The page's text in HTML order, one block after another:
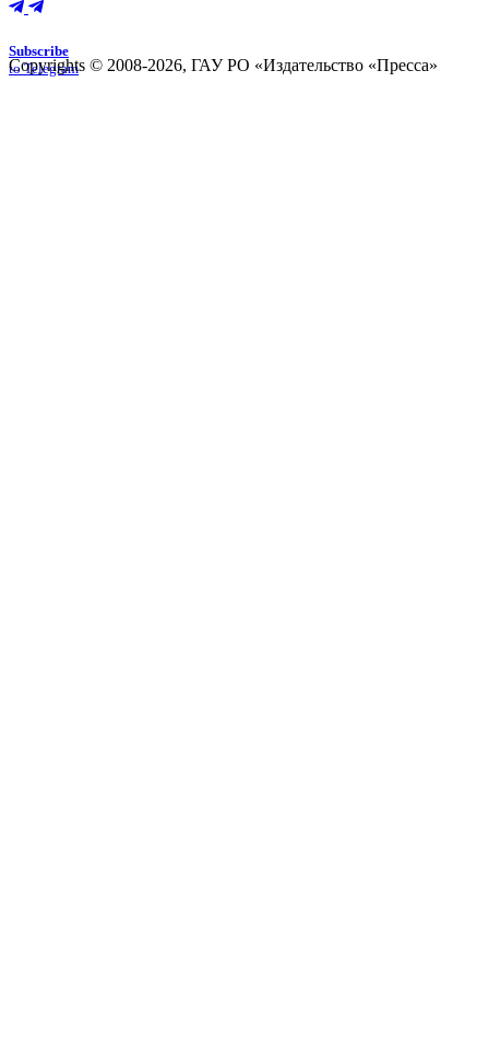
Subscribe
to Telegram
Copyrights © 2008-2026, ГАУ РО «Издательство «Пресса»